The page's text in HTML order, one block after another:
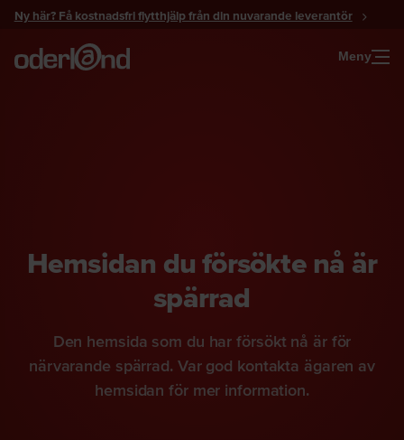
Gå
innehåll
Ny här? Få kostnadsfri flytthjälp från din nuvarande leverantör
Meny
Hemsidan du försökte nå är
spärrad
Den hemsida som du har försökt nå är för
närvarande spärrad. Var god kontakta ägaren av
hemsidan för mer information.